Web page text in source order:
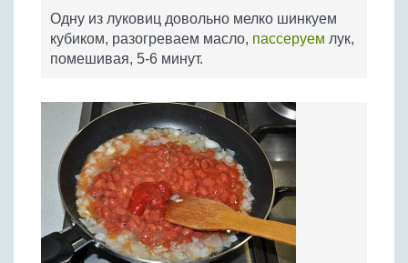
Одну из луковиц довольно мелко шинкуем
кубиком, разогреваем масло, пассеруем лук,
помешивая, 5-6 минут.